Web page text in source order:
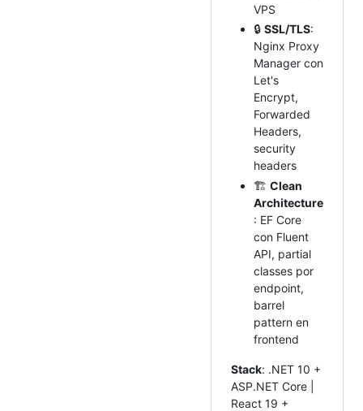
VPS
🔒 SSL/TLS:
Nginx Proxy
Manager con
Let's
Encrypt,
Forwarded
Headers,
security
headers
🏗️ Clean
Architecture
: EF Core
con Fluent
API, partial
classes por
endpoint,
barrel
pattern en
frontend
Stack: .NET 10 +
ASP.NET Core |
React 19 +